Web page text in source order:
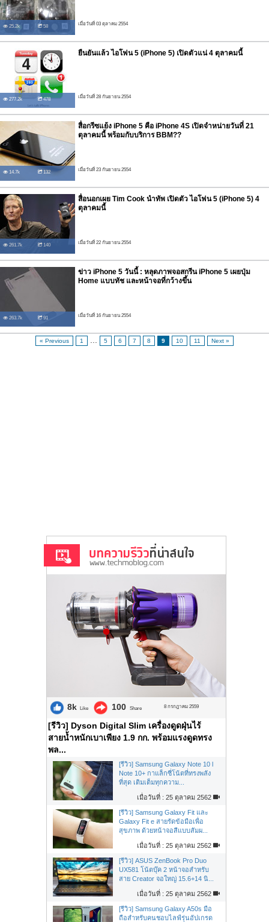
25.2k 58 เมื่อวันที่ 03 ตุลาคม 2554
277.2k 478
ยืนยันแล้ว ไอโฟน 5 (iPhone 5) เปิดตัวแน่ 4 ตุลาคมนี้
เมื่อวันที่ 28 กันยายน 2554
14.7k 132
สื่อกรีซแย้ง iPhone 5 คือ iPhone 4S เปิดจำหน่ายวันที่ 21
ตุลาคมนี้ พร้อมกับบริการ BBM??
เมื่อวันที่ 23 กันยายน 2554
261.7k 140
สื่อนอกเผย Tim Cook นำทัพ เปิดตัว ไอโฟน 5 (iPhone 5) 4
ตุลาคมนี้
เมื่อวันที่ 22 กันยายน 2554
263.7k 91
ข่าว iPhone 5 วันนี้ : หลุดภาพจอสกรีน iPhone 5 เผยปุ่ม
Home แบบทัช และหน้าจอที่กว้างขึ้น
เมื่อวันที่ 16 กันยายน 2554
« Previous 1 5 6 7 8 9 10 11 Next »
8k Like 100 Share 8 กรกฎาคม 2559
[รีวิว] Dyson Digital Slim เครื่องดูดฝุ่นไร้
สายน้ำหนักเบาเพียง 1.9 กก. พร้อมแรงดูดทรง
พล...
[รีวิว] Samsung Galaxy Note 10 l
Note 10+ กาแล็กซี่โน้ตที่ทรงพลัง
ที่สุด เติมเต็มทุกความ...
เมื่อวันที่ : 25 ตุลาคม 2562
[รีวิว] Samsung Galaxy Fit และ
Galaxy Fit e สายรัดข้อมือเพื่อ
สุขภาพ ด้วยหน้าจอสีแบบสัมผ...
เมื่อวันที่ : 25 ตุลาคม 2562
[รีวิว] ASUS ZenBook Pro Duo
UX581 โน้ตบุ๊ค 2 หน้าจอสำหรับ
สาย Creator จอใหญ่ 15.6+14 นิ...
เมื่อวันที่ : 25 ตุลาคม 2562
[รีวิว] Samsung Galaxy A50s มือ
ถือสำหรับคนชอบไลฟ์รุ่นอัปเกรด